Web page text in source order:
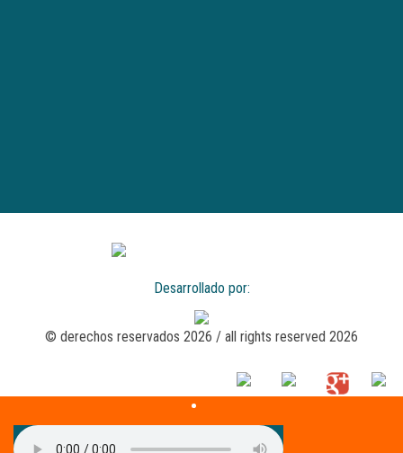
Desarrollado por:
© derechos reservados 2026 / all rights reserved 2026